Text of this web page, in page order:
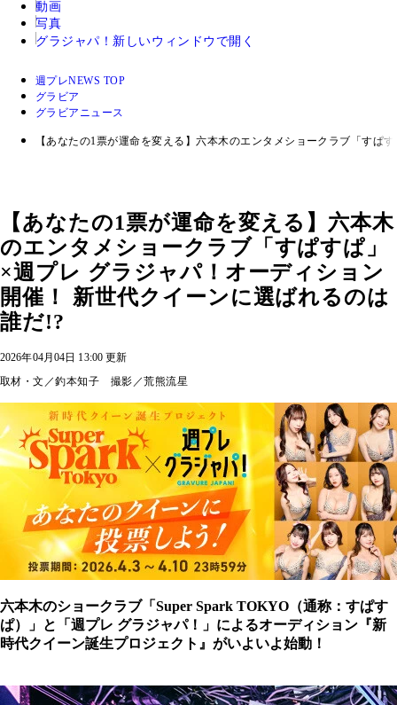
動画
写真
グラジャパ！ 新しいウィンドウで開く
週プレNEWS TOP
グラビア
グラビアニュース
【あなたの1票が運命を変える】六本木のエンタメショークラブ「す
【あなたの1票が運命を変える】六本木
のエンタメショークラブ「すぱすぱ」
×週プレ グラジャパ！オーディション
開催！ 新世代クイーンに選ばれるのは
誰だ!?
2026年04月04日 13:00 更新
取材・文／釣本知子 撮影／荒熊流星
六本木のショークラブ「Super Spark TOKYO（通称：すぱす
ぱ）」と「週プレ グラジャパ！」によるオーディション『新
時代クイーン誕生プロジェクト』がいよいよ始動！